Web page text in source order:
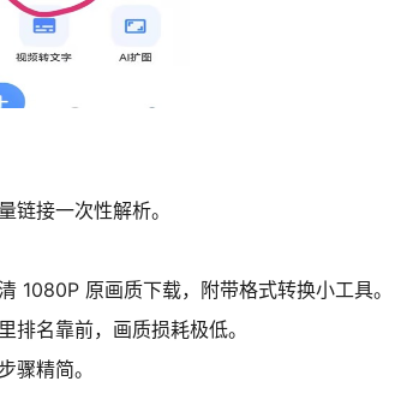
接一次性解析。
1080P 原画质下载，附带格式转换小工具。
名靠前，画质损耗极低。
骤精简。